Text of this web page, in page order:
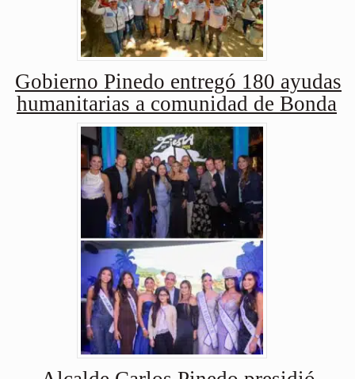
Gobierno Pinedo entregó 180 ayudas
humanitarias a comunidad de Bonda